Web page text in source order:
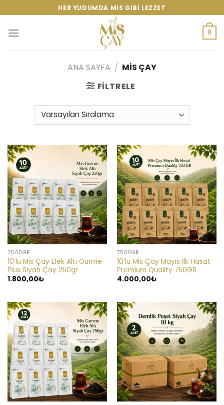
to
content
HER YUDUMDA MIS GIBI LEZZET
0
ANA SAYFA / MIS ÇAY
FILTRELE
2500GR
10’lu Mis Çay Elek Altı Gurme
Plus Siyah Çay 250gr
1.800,00₺
7500GR
10’lu Mis Çay Mayıs İlk Hasat
Premium Quality 750GR
4.000,00₺